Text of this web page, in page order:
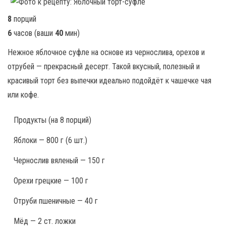
8 порций
6 часов (ваши 40 мин)
Нежное яблочное суфле на основе из чернослива, орехов и
отрубей — прекрасный десерт. Такой вкусный, полезный и
красивый торт без выпечки идеально подойдёт к чашечке чая
или кофе.
Продукты (на 8 порций)
Яблоки — 800 г (6 шт.)
Чернослив вяленый — 150 г
Орехи грецкие — 100 г
Отруби пшеничные — 40 г
Мёд — 2 ст. ложки